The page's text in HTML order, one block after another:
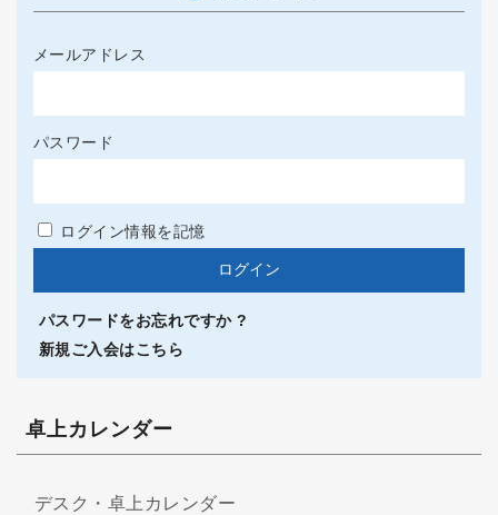
メールアドレス
パスワード
ログイン情報を記憶
パスワードをお忘れですか ?
新規ご入会はこちら
卓上カレンダー
デスク・卓上カレンダー